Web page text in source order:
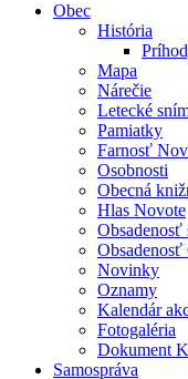
Obec
História
Mapa
Nárečie
Letecké
Pamiatky
Farnosť
Osobnosti
Obecná
Hlas Novote
Novinky
Oznamy
Kalendár
Fotogaléria
Dokument
Samospráva